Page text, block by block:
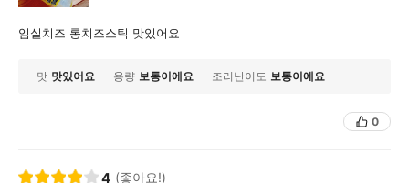
임실치즈 롱치즈스틱 맛있어요
맛 맛있어요 용량 보통이에요 조리난이도 보통이에요
0
4 (좋아요!)